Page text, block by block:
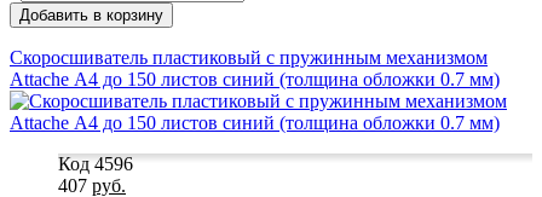
Добавить в корзину
Скоросшиватель пластиковый с пружинным механизмом
Attache А4 до 150 листов синий (толщина обложки 0.7 мм)
Код 4596
407 руб.